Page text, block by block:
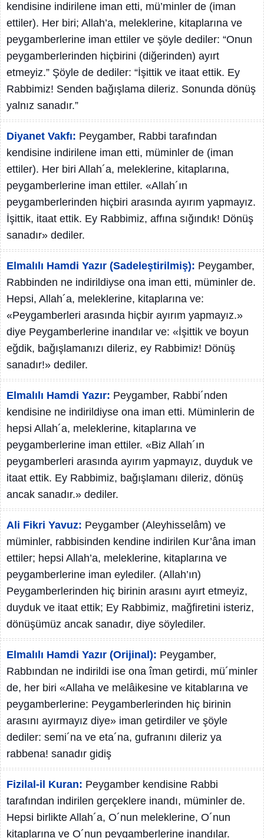
kendisine indirilene iman etti, mü’minler de (iman
ettiler). Her biri; Allah’a, meleklerine, kitaplarına ve
peygamberlerine iman ettiler ve şöyle dediler: “Onun
peygamberlerinden hiçbirini (diğerinden) ayırt
etmeyiz.” Şöyle de dediler: “İşittik ve itaat ettik. Ey
Rabbimiz! Senden bağışlama dileriz. Sonunda dönüş
yalnız sanadır.”
Diyanet Vakfı: Peygamber, Rabbi tarafından
kendisine indirilene iman etti, müminler de (iman
ettiler). Her biri Allah´a, meleklerine, kitaplarına,
peygamberlerine iman ettiler. «Allah´ın
peygamberlerinden hiçbiri arasında ayırım yapmayız.
İşittik, itaat ettik. Ey Rabbimiz, affına sığındık! Dönüş
sanadır» dediler.
Elmalılı Hamdi Yazır (Sadeleştirilmiş): Peygamber,
Rabbinden ne indirildiyse ona iman etti, müminler de.
Hepsi, Allah´a, meleklerine, kitaplarına ve:
«Peygamberleri arasında hiçbir ayırım yapmayız.»
diye Peygamberlerine inandılar ve: «İşittik ve boyun
eğdik, bağışlamanızı dileriz, ey Rabbimiz! Dönüş
sanadır!» dediler.
Elmalılı Hamdi Yazır: Peygamber, Rabbi´nden
kendisine ne indirildiyse ona iman etti. Müminlerin de
hepsi Allah´a, meleklerine, kitaplarına ve
peygamberlerine iman ettiler. «Biz Allah´ın
peygamberleri arasında ayırım yapmayız, duyduk ve
itaat ettik. Ey Rabbimiz, bağışlamanı dileriz, dönüş
ancak sanadır.» dediler.
Ali Fikri Yavuz: Peygamber (Aleyhisselâm) ve
müminler, rabbisinden kendine indirilen Kur’âna iman
ettiler; hepsi Allah’a, meleklerine, kitaplarına ve
peygamberlerine iman eylediler. (Allah’ın)
Peygamberlerinden hiç birinin arasını ayırt etmeyiz,
duyduk ve itaat ettik; Ey Rabbimiz, mağfiretini isteriz,
dönüşümüz ancak sanadır, diye söylediler.
Elmalılı Hamdi Yazır (Orijinal): Peygamber,
Rabbından ne indirildi ise ona îman getirdi, mü´minler
de, her biri «Allaha ve melâikesine ve kitablarına ve
peygamberlerine: Peygamberlerinden hiç birinin
arasını ayırmayız diye» iman getirdiler ve şöyle
dediler: semi´na ve eta´na, gufranını dileriz ya
rabbena! sanadır gidiş
Fizilal-il Kuran: Peygamber kendisine Rabbi
tarafından indirilen gerçeklere inandı, müminler de.
Hepsi birlikte Allah´a, O´nun meleklerine, O´nun
kitaplarına ve O´nun peygamberlerine inandılar.